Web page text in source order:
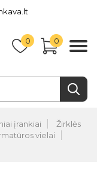
0 0
įrankiai
Žirklės
vielai